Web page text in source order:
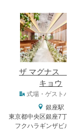
ザ マグナス
キョウ
式場・ゲストハ
銀座駅
東京都中央区銀座7丁
フクハラギンザビル